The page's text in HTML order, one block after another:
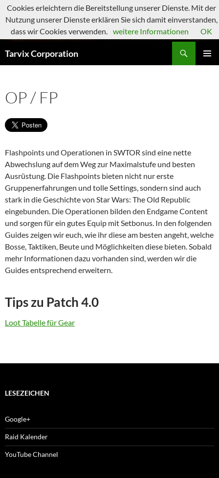
Zum
Inhalt
springen
Tarvix Corporation
OP / FP
Flashpoints und Operationen in SWTOR sind eine nette
Abwechslung auf dem Weg zur Maximalstufe und besten
Ausrüstung. Die Flashpoints bieten nicht nur erste
Gruppenerfahrungen und tolle Settings, sondern sind auch
stark in die Geschichte von Star Wars: The Old Republic
eingebunden. Die Operationen bilden den Endgame Content
und sorgen für ein gutes Equip mit Setbonus. In den folgenden
Guides zeigen wir euch, wie ihr diese am besten angeht, welche
Bosse, Taktiken, Beute und Möglichkeiten diese bieten. Sobald
mehr Informationen dazu vorhanden sind, werden wir die
Guides entsprechend erweitern.
Tips zu Patch 4.0
Loot Tabelle für Gear
LESEZEICHEN
Google+
Raid Kalender
YouTube Channel
Cookies erleichtern die Bereitstellung unserer Dienste. Mit der
Nutzung unserer Dienste erklären Sie sich damit einverstanden,
dass wir Cookies verwenden. weitere Informationen OK